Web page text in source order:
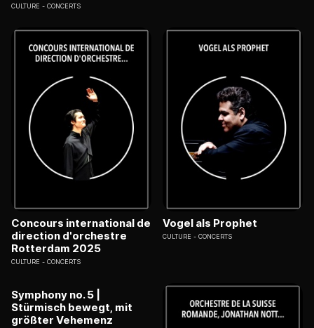
CULTURE CONCERTS
Concours international de
direction d'orchestre
Rotterdam 2025
CULTURE CONCERTS
Vogel als Prophet
CULTURE CONCERTS
Symphony no. 5 |
Stürmisch bewegt, mit
größter Vehemenz